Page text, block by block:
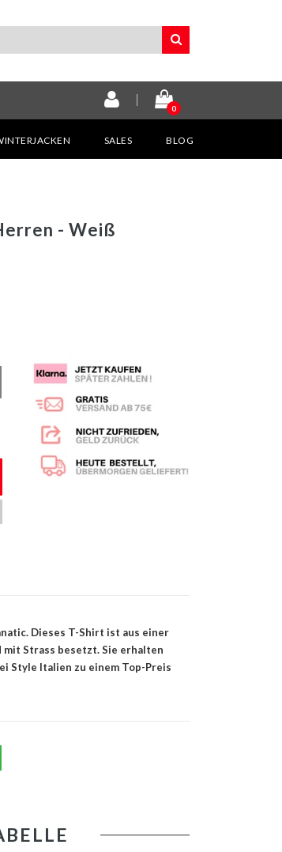
0
SALES BLOG
- Weiß
Dieses T-Shirt ist aus einer
Strass besetzt. Sie erhalten
Style Italien zu einem Top-Preis